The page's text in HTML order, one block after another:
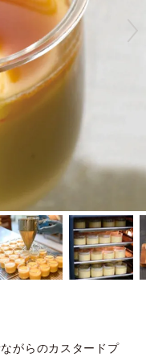
がらのカスタードプ